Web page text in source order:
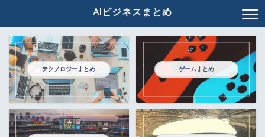
AIビジネスまとめ
テクノロジーまとめ ゲームまとめ